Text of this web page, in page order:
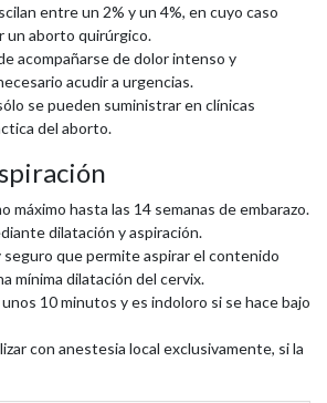
entre un 2% y un 4%, en cuyo caso
un aborto quirúrgico.
acompañarse de dolor intenso y
acudir a urgencias.
se pueden suministrar en clínicas
del aborto.
máximo hasta las 14 semanas de embarazo.
dilatación y aspiración.
seguro que permite aspirar el contenido
mínima dilatación del cervix.
10 minutos y es indoloro si se hace bajo
con anestesia local exclusivamente, si la